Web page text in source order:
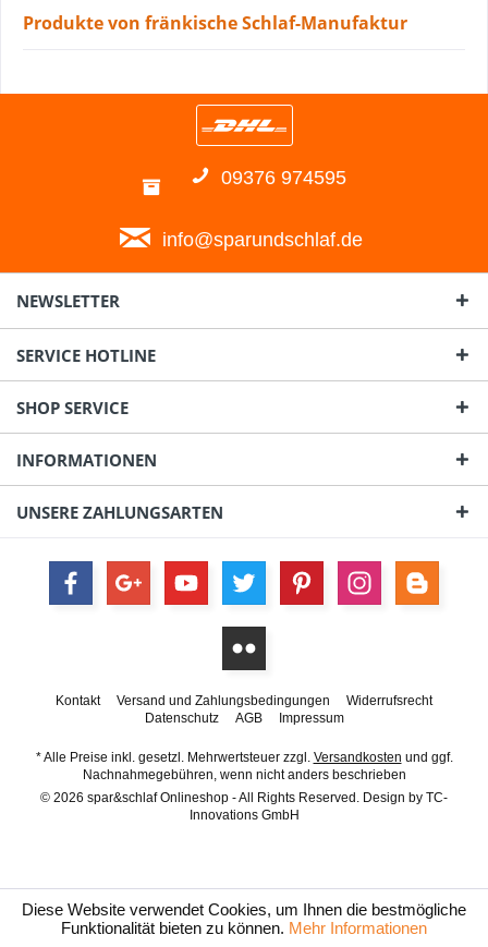
Produkte von fränkische Schlaf-Manufaktur
09376 974595
info@sparundschlaf.de
NEWSLETTER
SERVICE HOTLINE
SHOP SERVICE
INFORMATIONEN
UNSERE ZAHLUNGSARTEN
Kontakt Versand und Zahlungsbedingungen
Widerrufsrecht
Datenschutz
AGB Impressum
* Alle Preise inkl. gesetzl. Mehrwertsteuer zzgl. Versandkosten und ggf.
Nachnahmegebühren, wenn nicht anders beschrieben
© 2026 spar&schlaf Onlineshop - All Rights Reserved. Design by TC-
Innovations GmbH
Diese Website verwendet Cookies, um Ihnen die bestmögliche
Funktionalität bieten zu können. Mehr Informationen